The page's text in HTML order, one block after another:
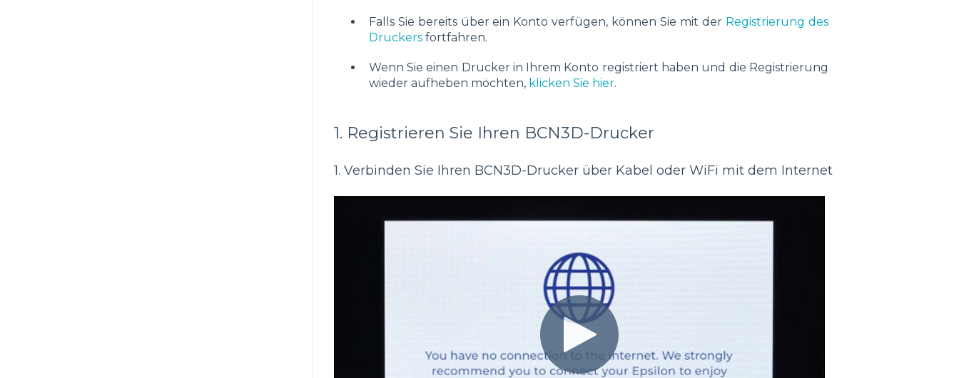
Falls Sie bereits über ein Konto verfügen, können Sie mit der Registrierung des
Druckersfortfahren.
Wenn Sie einen Drucker in Ihrem Konto registriert haben und die Registrierung
wieder aufheben möchten, klicken Sie hier.
1. Registrieren Sie Ihren BCN3D-Drucker
1. Verbinden Sie Ihren BCN3D-Drucker über Kabel oder WiFi mit dem Internet